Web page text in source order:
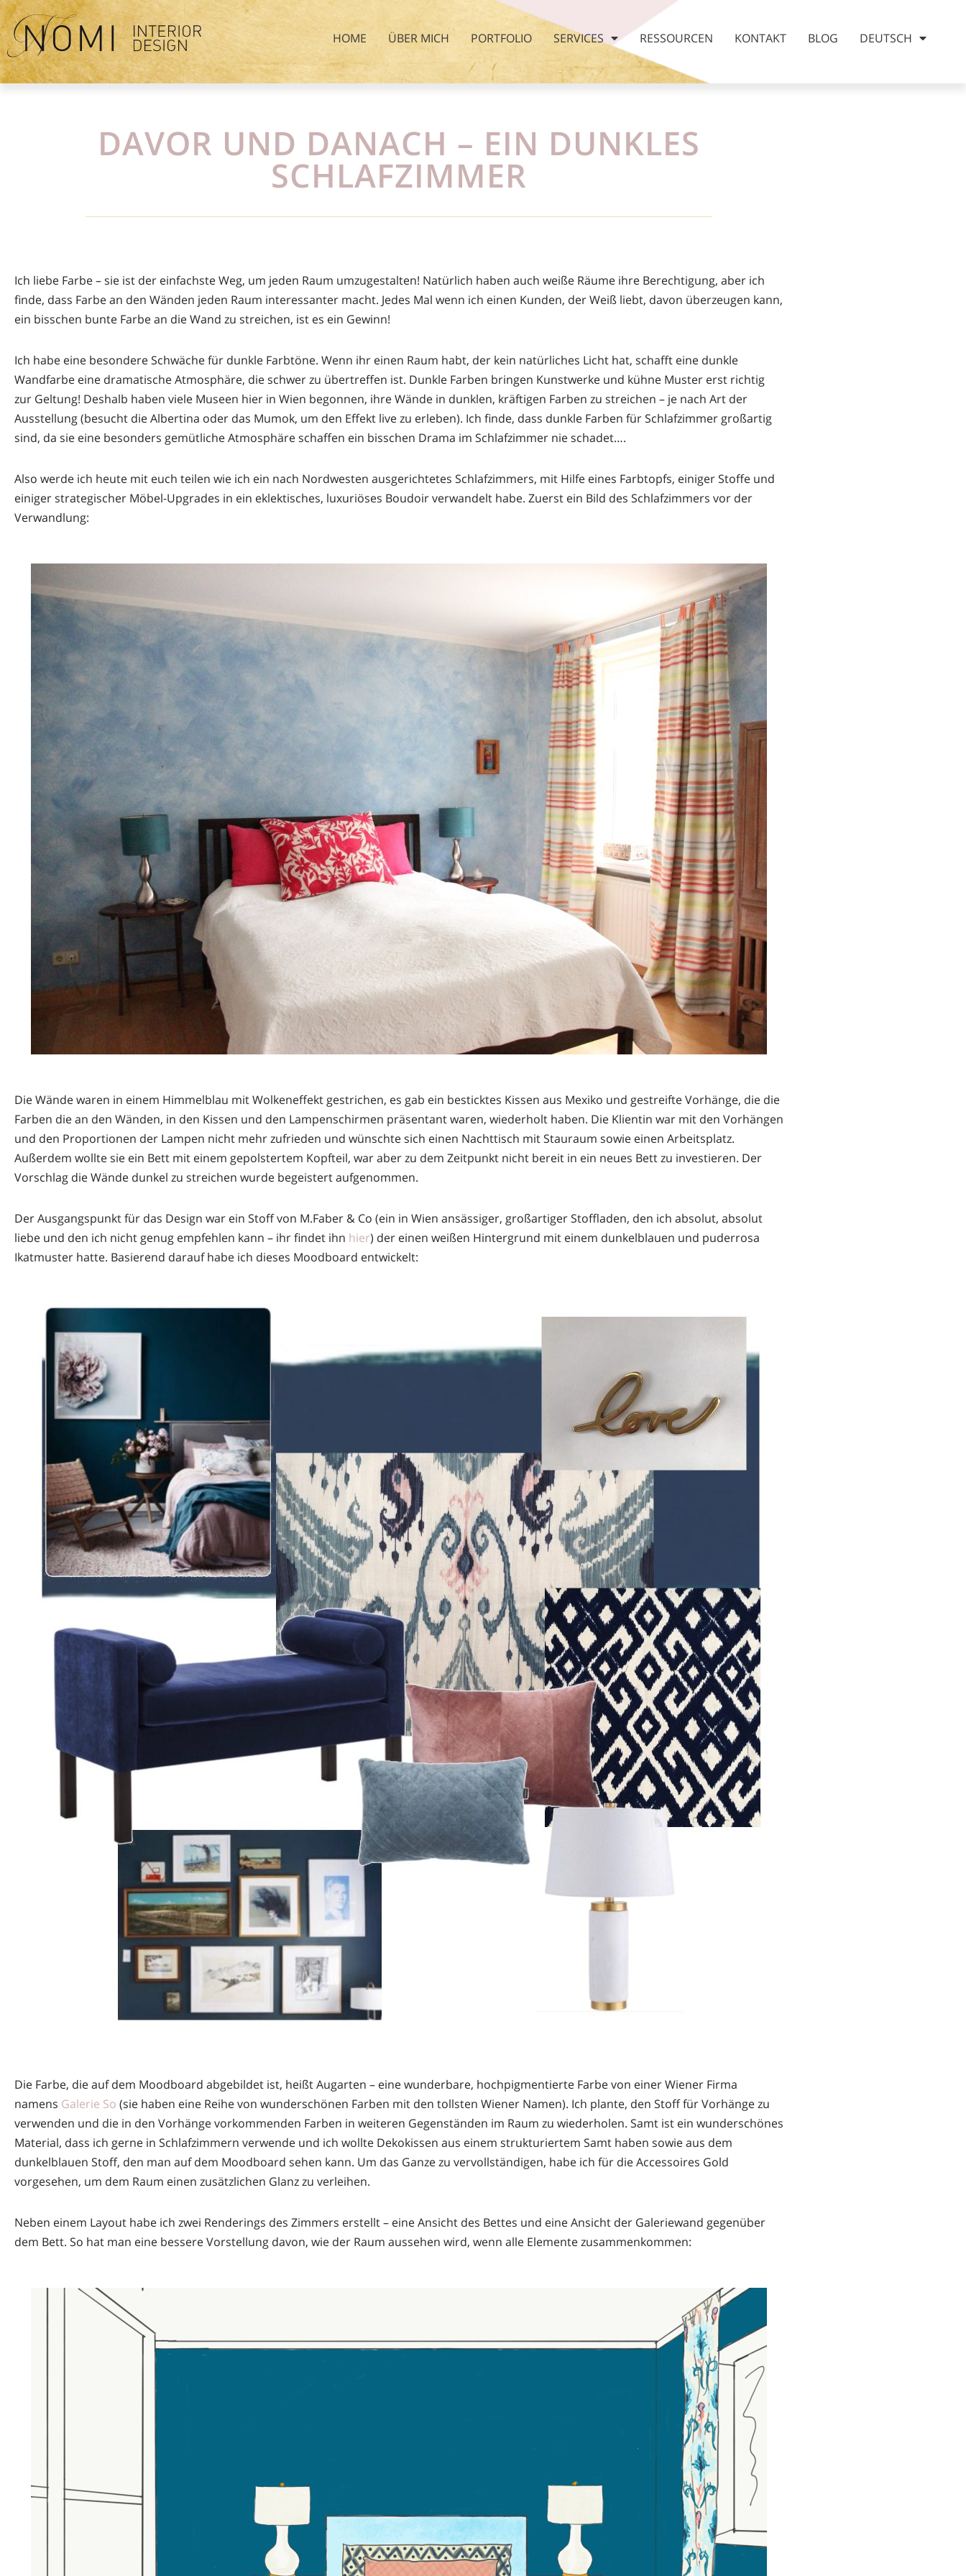
Zum
Inhalt
springen
HOME ÜBER MICH PORTFOLIO SERVICES RESSOURCEN KONTAKT BLOG DEUTSCH
DAVOR UND DANACH – EIN DUNKLES
SCHLAFZIMMER
Ich liebe Farbe – sie ist der einfachste Weg, um jeden Raum umzugestalten! Natürlich haben auch weiße Räume ihre Berechtigung, aber ich
finde, dass Farbe an den Wänden jeden Raum interessanter macht. Jedes Mal wenn ich einen Kunden, der Weiß liebt, davon überzeugen kann,
ein bisschen bunte Farbe an die Wand zu streichen, ist es ein Gewinn!
Ich habe eine besondere Schwäche für dunkle Farbtöne. Wenn ihr einen Raum habt, der kein natürliches Licht hat, schafft eine dunkle
Wandfarbe eine dramatische Atmosphäre, die schwer zu übertreffen ist. Dunkle Farben bringen Kunstwerke und kühne Muster erst richtig
zur Geltung! Deshalb haben viele Museen hier in Wien begonnen, ihre Wände in dunklen, kräftigen Farben zu streichen – je nach Art der
Ausstellung (besucht die Albertina oder das Mumok, um den Effekt live zu erleben). Ich finde, dass dunkle Farben für Schlafzimmer großartig
sind, da sie eine besonders gemütliche Atmosphäre schaffen ein bisschen Drama im Schlafzimmer nie schadet….
Also werde ich heute mit euch teilen wie ich ein nach Nordwesten ausgerichtetes Schlafzimmers, mit Hilfe eines Farbtopfs, einiger Stoffe und
einiger strategischer Möbel-Upgrades in ein eklektisches, luxuriöses Boudoir verwandelt habe. Zuerst ein Bild des Schlafzimmers vor der
Verwandlung:
Die Wände waren in einem Himmelblau mit Wolkeneffekt gestrichen, es gab ein besticktes Kissen aus Mexiko und gestreifte Vorhänge, die die
Farben die an den Wänden, in den Kissen und den Lampenschirmen präsentant waren, wiederholt haben. Die Klientin war mit den Vorhängen
und den Proportionen der Lampen nicht mehr zufrieden und wünschte sich einen Nachttisch mit Stauraum sowie einen Arbeitsplatz.
Außerdem wollte sie ein Bett mit einem gepolstertem Kopfteil, war aber zu dem Zeitpunkt nicht bereit in ein neues Bett zu investieren. Der
Vorschlag die Wände dunkel zu streichen wurde begeistert aufgenommen.
Der Ausgangspunkt für das Design war ein Stoff von M.Faber & Co (ein in Wien ansässiger, großartiger Stoffladen, den ich absolut, absolut
liebe und den ich nicht genug empfehlen kann – ihr findet ihn hier) der einen weißen Hintergrund mit einem dunkelblauen und puderrosa
Ikatmuster hatte. Basierend darauf habe ich dieses Moodboard entwickelt:
Die Farbe, die auf dem Moodboard abgebildet ist, heißt Augarten – eine wunderbare, hochpigmentierte Farbe von einer Wiener Firma
namens Galerie So (sie haben eine Reihe von wunderschönen Farben mit den tollsten Wiener Namen). Ich plante, den Stoff für Vorhänge zu
verwenden und die in den Vorhänge vorkommenden Farben in weiteren Gegenständen im Raum zu wiederholen. Samt ist ein wunderschönes
Material, dass ich gerne in Schlafzimmern verwende und ich wollte Dekokissen aus einem strukturiertem Samt haben sowie aus dem
dunkelblauen Stoff, den man auf dem Moodboard sehen kann. Um das Ganze zu vervollständigen, habe ich für die Accessoires Gold
vorgesehen, um dem Raum einen zusätzlichen Glanz zu verleihen.
Neben einem Layout habe ich zwei Renderings des Zimmers erstellt – eine Ansicht des Bettes und eine Ansicht der Galeriewand gegenüber
dem Bett. So hat man eine bessere Vorstellung davon, wie der Raum aussehen wird, wenn alle Elemente zusammenkommen: